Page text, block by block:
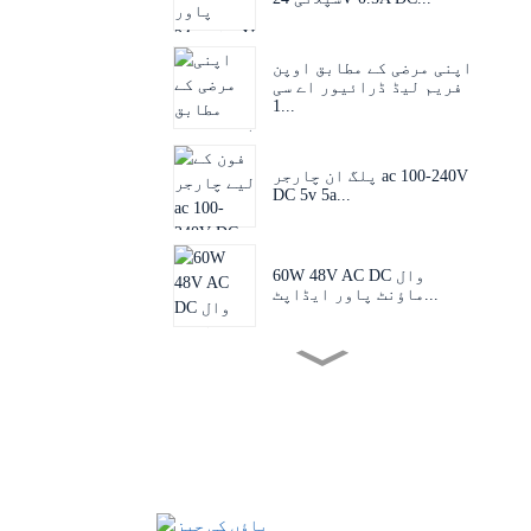
اپنی مرضی کے مطابق اوپن
فریم لیڈ ڈرائیور اے سی
1...
پلگ ان چارجر ac 100-240V
DC 5v 5a...
60W 48V AC DC وال